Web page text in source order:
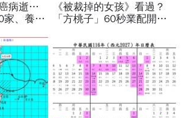
病逝…
家、養生
子是它
《被裁掉的女孩》看過？
「方桃子」60秒業配開價
演到比真人還真：讓網紅反
學她